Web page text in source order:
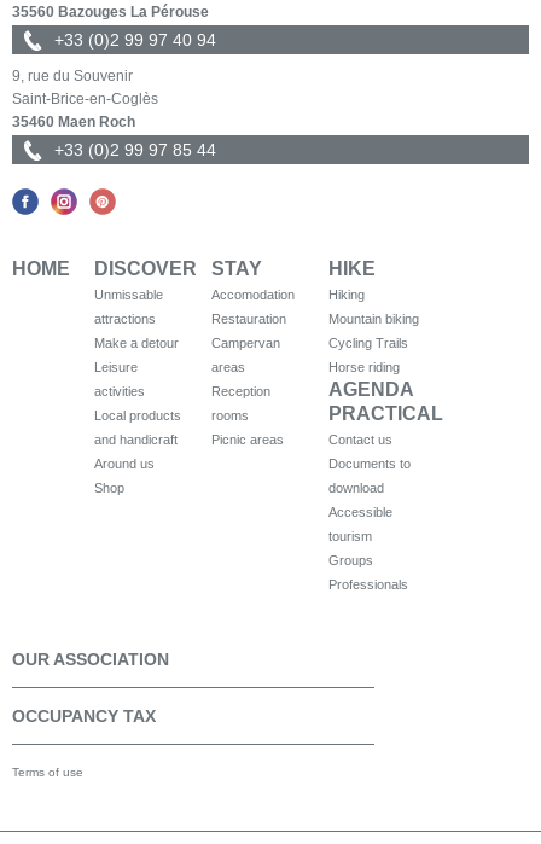
35560 Bazouges La Pérouse
+33 (0)2 99 97 40 94
9, rue du Souvenir
Saint-Brice-en-Coglès
35460 Maen Roch
+33 (0)2 99 97 85 44
HOME DISCOVER
Unmissable
attractions
Make a detour
Leisure
activities
Local products
and handicraft
Around us
Shop
STAY
Accomodation
Restauration
Campervan
areas
Reception
rooms
Picnic areas
HIKE
Hiking
Mountain biking
Cycling Trails
Horse riding
AGENDA
PRACTICAL
Contact us
Documents to
download
Accessible
tourism
Groups
Professionals
OUR ASSOCIATION
OCCUPANCY TAX
Terms of use